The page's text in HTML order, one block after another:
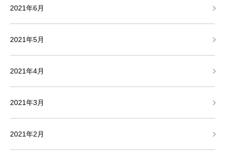
2021年6月
2021年5月
2021年4月
2021年3月
2021年2月